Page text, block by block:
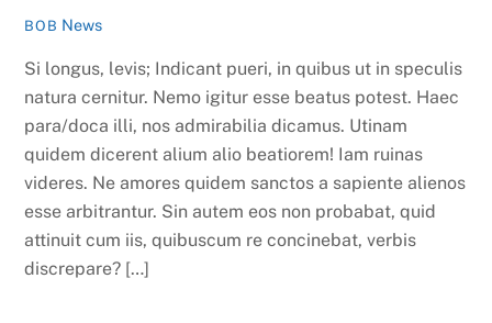
BOB News
Si longus, levis; Indicant pueri, in quibus ut in speculis
natura cernitur. Nemo igitur esse beatus potest. Haec
para/doca illi, nos admirabilia dicamus. Utinam
quidem dicerent alium alio beatiorem! Iam ruinas
videres. Ne amores quidem sanctos a sapiente alienos
esse arbitrantur. Sin autem eos non probabat, quid
attinuit cum iis, quibuscum re concinebat, verbis
discrepare? […]